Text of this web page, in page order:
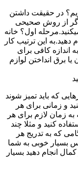
در حقیقت داشتن
از روش صحیحی
اول؟ خانه
این ترتیب کار
اندازه کافی برای
برق انداختن لوازم
که باید تمیز شوند
و زمانی برای هر
به زمان لازم برای هر
کنید و مثلا چند
که به تدریج هر
بسیار خوبی به شما
انجام دهید بسیار